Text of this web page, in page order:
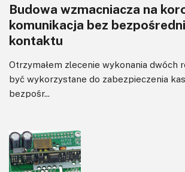
Budowa wzmacniacza na
komunikacja bez
kontaktu
Otrzymałem zlecenie wykonania dwóch
być wykorzystane do zabezpieczenia
bezpośr...